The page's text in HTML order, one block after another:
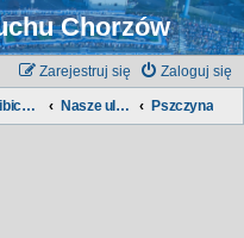
Chorzów
Zaloguj się
Zarejestruj się
Forum kibiców: Nasze ulice, nasze dzielnice... Pszczyna